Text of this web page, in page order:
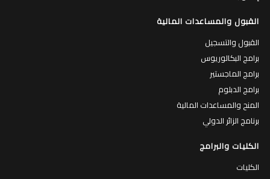
القبول والمساعدات المالية
القبول والتسجيل
برامج البكالوريوس
برامج الماجستير
برامج الدبلوم
المنح والمساعدات المالية
برنامج الزائر الدولي
الكليات والبرامج
الكليات